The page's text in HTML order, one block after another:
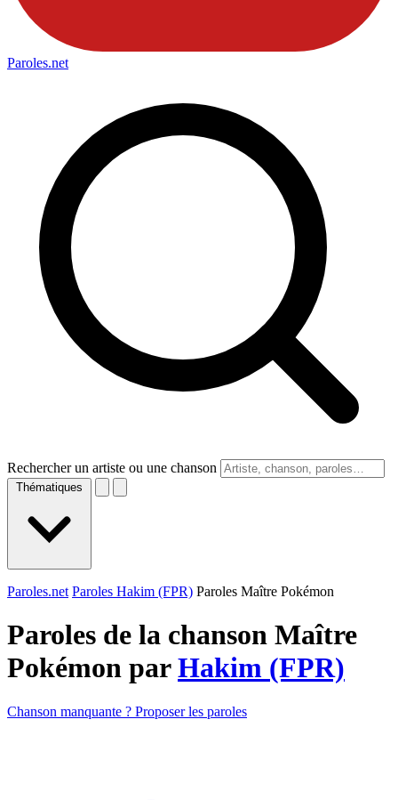
Paroles.net
Rechercher un artiste ou une chanson
Thématiques
Paroles.net Paroles Hakim (FPR) Paroles Maître Pokémon
Paroles de la chanson Maître
Pokémon parHakim (FPR)
Chanson manquante ? Proposer les paroles